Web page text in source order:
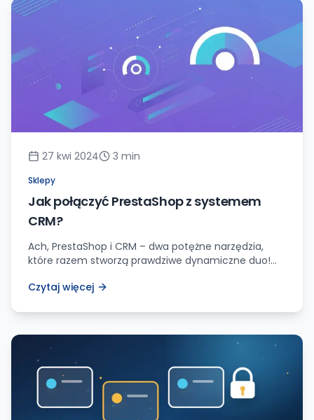
narzędzia graficzne pozwalają na kompleksową
obróbkę obrazów, projektowanie układów stron oraz
ostateczne przygotowanie plików do publikacji.
Systemy DTP (Desktop […]
27 kwi 2024 3 min
Sklepy
Jak połączyć PrestaShop z systemem
CRM?
Ach, PrestaShop i CRM – dwa potężne narzędzia,
które razem stworzą prawdziwe dynamiczne duo!
stron internetowych i ich pozycjonowania,
zoptymalizować działania moich klientów. A co
e-commerce, jaką jest PrestaShop, z wydajnym
systemem zarządzania relacjami z klientami […]
Czytaj więcej